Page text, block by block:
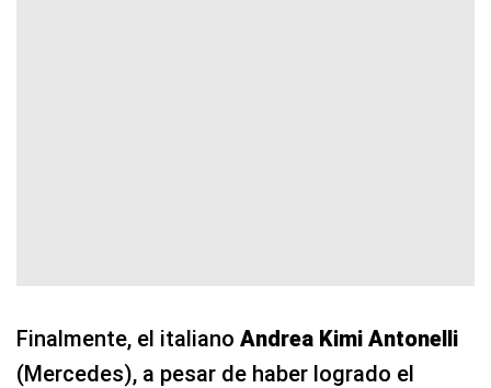
Finalmente, el italiano Andrea Kimi Antonelli
(Mercedes), a pesar de haber logrado el